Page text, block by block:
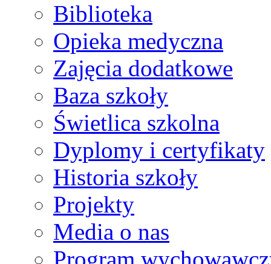
Biblioteka
Opieka medyczna
Zajęcia dodatkowe
Baza szkoły
Świetlica szkolna
Dyplomy i certyfikaty
Historia szkoły
Projekty
Media o nas